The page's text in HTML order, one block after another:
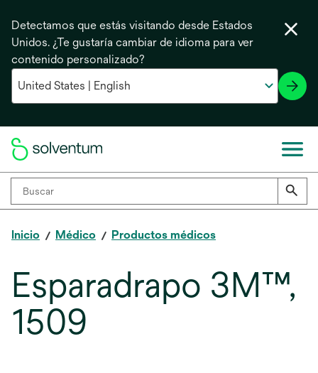
Detectamos que estás visitando desde Estados
Unidos. ¿Te gustaría cambiar de idioma para ver
contenido personalizado?
Inicio Médico Productos médicos
Esparadrapo 3M™,
1509